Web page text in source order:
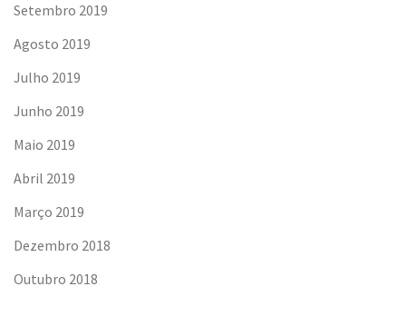
Setembro 2019
Agosto 2019
Julho 2019
Junho 2019
Maio 2019
Abril 2019
Março 2019
Dezembro 2018
Outubro 2018